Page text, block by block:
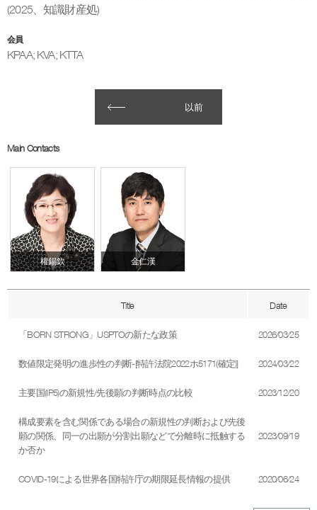
(2025、知識財産処)
会員
KPAA; KVA; KTTA
以前
Main Contacts
權錫欽 金仁漢
Title Date
「BORN STRONG」USPTOの新たな政策 2026/03/25
数値限定発明の進歩性の判断-[特許法院2022ホ5171(確定)] 2024/03/22
主要国(IP5)の新規性/先後願の判断時点の比較 2023/12/20
構成要素を含む関係である場合の新規性の判断および先後
願の関係、同一の出願が分割出願などで分離時に抵触する
か否か
2023/09/19
COVID-19による世界各国特許庁の期限延長情報の提供 2020/06/24